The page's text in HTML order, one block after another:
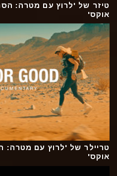
טיזר של 'לרוץ עם מטרה:
אוקס'
טריילר של 'לרוץ עם מטרה:
אוקס'